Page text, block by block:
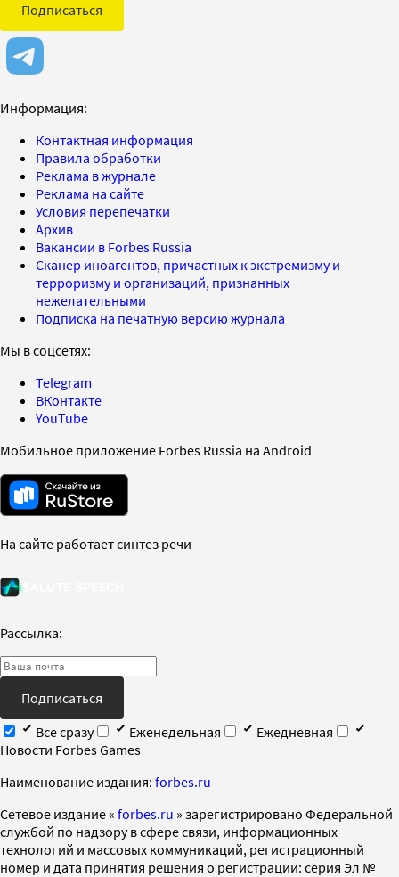
Подписаться
Информация:
Контактная информация
Правила обработки
Реклама в журнале
Реклама на сайте
Условия перепечатки
Архив
Вакансии в Forbes Russia
Сканер иноагентов, причастных к экстремизму и
терроризму и организаций, признанных
нежелательными
Подписка на печатную версию журнала
Мы в соцсетях:
Telegram
ВКонтакте
YouTube
Мобильное приложение Forbes Russia на Android
На сайте работает синтез речи
Рассылка:
Подписаться
Все сразу
Еженедельная
Ежедневная
Новости Forbes Games
Наименование издания: forbes.ru
Cетевое издание « forbes.ru » зарегистрировано Федеральной
службой по надзору в сфере связи, информационных
технологий и массовых коммуникаций, регистрационный
номер и дата принятия решения о регистрации: серия Эл №